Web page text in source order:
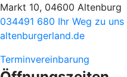
Markt 10, 04600 Altenburg
034491 680 Ihr Weg zu uns
altenburgerland.de
Terminvereinbarung